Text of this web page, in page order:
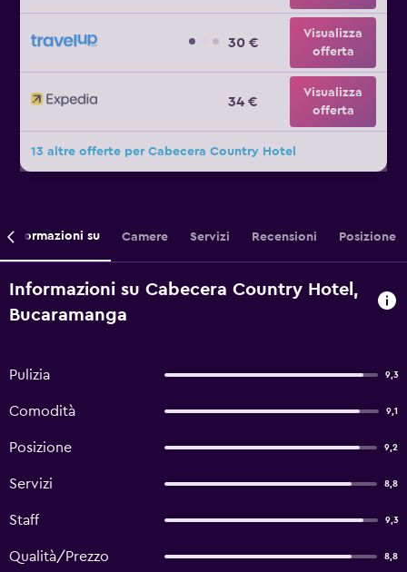
30 €
Visualizza
offerta
34 €
Visualizza
offerta
13 altre offerte per Cabecera Country Hotel
Informazioni su Camere Servizi Recensioni Posizione
Informazioni su Cabecera Country Hotel,
Bucaramanga
Pulizia 9,3
Comodità 9,1
Posizione 9,2
Servizi 8,8
Staff 9,3
Qualità/Prezzo 8,8